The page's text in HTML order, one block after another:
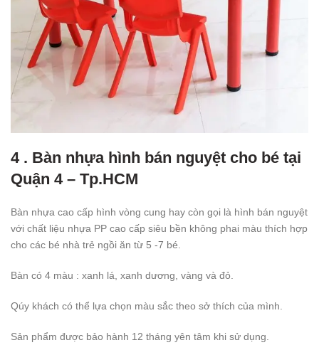
4 . Bàn nhựa hình bán nguyệt cho bé tại
Quận 4 – Tp.HCM
Bàn nhựa cao cấp hình vòng cung hay còn gọi là hình bán nguyệt
với chất liệu nhựa PP cao cấp siêu bền không phai màu thích hợp
cho các bé nhà trẻ ngồi ăn từ 5 -7 bé.
Bàn có 4 màu : xanh lá, xanh dương, vàng và đỏ.
Qúy khách có thể lựa chọn màu sắc theo sở thích của mình.
Sản phẩm được bảo hành 12 tháng yên tâm khi sử dụng.